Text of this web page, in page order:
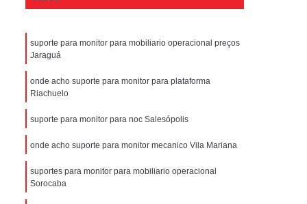
Térmica para Data Center
Climatização para Data Center
Data Center com Teto Retrátil
para Data Center Climatizado
para Data Center com Biometria
para Data Center com Porta Automática
para Data Center com Teto Basculante
para Data Center com Teto Retrátil
suporte para monitor para mobiliario operacional preços
Jaraguá
onde acho suporte para monitor para plataforma
Riachuelo
suporte para monitor para noc Salesópolis
onde acho suporte para monitor mecanico Vila Mariana
suportes para monitor para mobiliario operacional
Sorocaba